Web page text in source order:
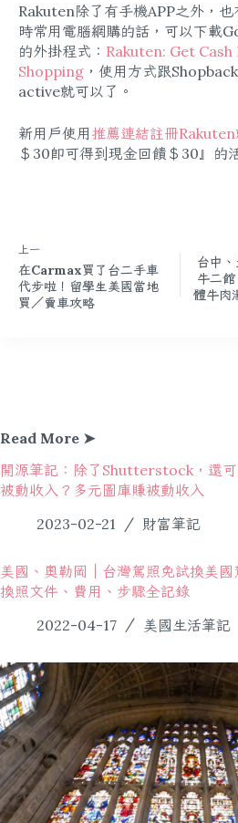
Rakuten除了有手機APP之外，
時常用電腦網購的話，可以下載
的外掛程式： Rakuten: Get
Shopping ，使用方式跟
active就可以了。
新用戶使用 推薦連結註冊
＄30即可得到現金回饋＄30』的
上一
在Carmax買了台二手車
代步啦！留學生美國當地
買／賣車攻略
台中
牛二
體牛肉
Read More ➤
開源筆記：除了Shutterstock，還
被動收入？多元圖庫賺被動收入
2023-02-21
財富筆記
美國、奧勒岡｜台灣駕照免試換美
換照文件、費用、步驟全記錄
2022-04-17
美國生活筆記